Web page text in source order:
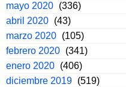
mayo 2020 (336)
abril 2020 (43)
marzo 2020 (105)
febrero 2020 (341)
enero 2020 (406)
diciembre 2019 (519)